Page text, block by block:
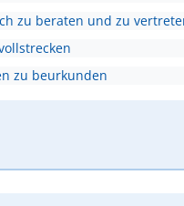
zu beraten und zu
zu beurkunden